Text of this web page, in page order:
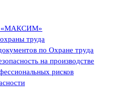
труда
по Охране труда
на производстве
рисков